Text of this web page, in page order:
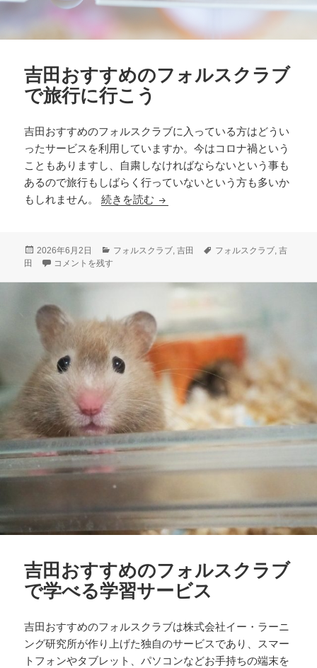
吉田おすすめのフォルスクラブ
で旅行に行こう
吉田おすすめのフォルスクラブに入っている方はどうい
ったサービスを利用していますか。今はコロナ禍という
こともありますし、自粛しなければならないという事も
あるので旅行もしばらく行っていないという方も多いか
もしれません。続きを読む 吉田おすすめのフォルスクラブ
投
稿
2026年6月2日
カ
フォルスクラブ,吉田
タ
フォルスクラブ,吉
田
吉田おすすめのフォルスクラブで旅行に行こう に
コメントを残す
吉田おすすめのフォルスクラブ
で学べる学習サービス
吉田おすすめのフォルスクラブは株式会社イー・ラーニ
ング研究所が作り上げた独自のサービスであり、スマー
トフォンやタブレット、パソコンなどお手持ちの端末を